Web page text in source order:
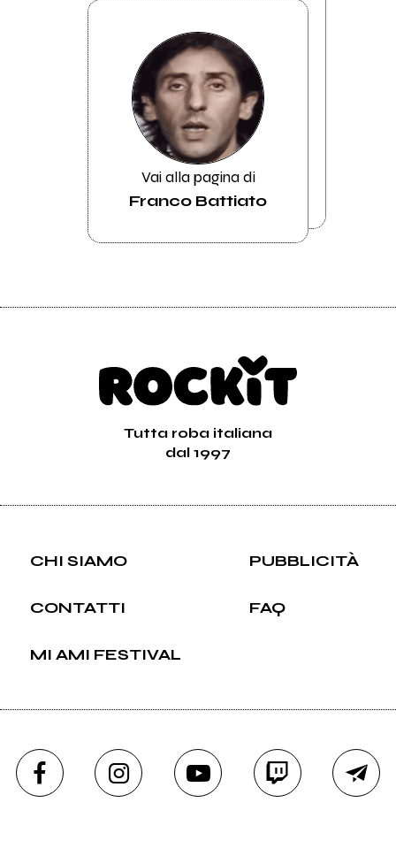
Vai alla pagina di
Franco Battiato
Tutta roba italiana
dal 1997
CHI SIAMO PUBBLICITÀ
CONTATTI FAQ
MI AMI FESTIVAL